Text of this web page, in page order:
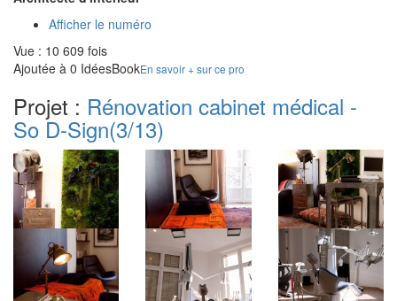
Afficher le numéro
Vue : 10 609 fois
Ajoutée à 0 IdéesBookEn savoir + sur ce pro
Projet : Rénovation cabinet médical -
So D-Sign(3/13)